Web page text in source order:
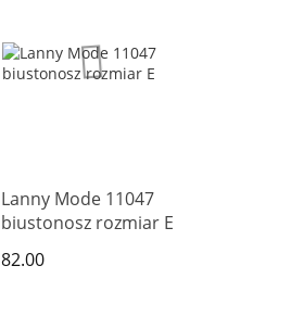
Lanny Mode 11047
biustonosz rozmiar E
82.00